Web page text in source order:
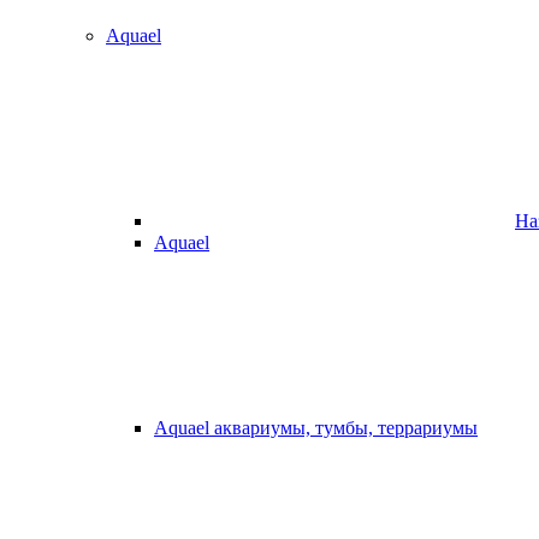
Aquael
Aquael
Aquael аквариумы, тумбы, террариумы